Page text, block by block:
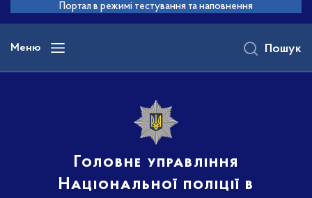
основного
вмісту
Портал в режимі тестування та наповнення
Меню
Головне управління
Національної поліції в
Пошук